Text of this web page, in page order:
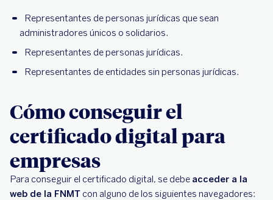
Representantes de personas jurídicas que sean
administradores únicos o solidarios.
Representantes de personas jurídicas.
Representantes de entidades sin personas jurídicas.
Cómo conseguir el
certificado digital para
empresas
Para conseguir el certificado digital, se debe acceder a la
web de la FNMT con alguno de los siguientes navegadores: